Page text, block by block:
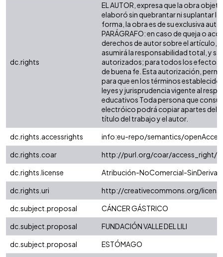
dc.rights
EL AUTOR, expresa que la obra
elaboró sin quebrantar ni suplantar
forma, la obra es de su exclusiva
PARÁGRAFO: en caso de queja o
derechos de autor sobre el artículo,
asumirá la responsabilidad total, y
autorizados; para todos los efectos,
de buena fe. Esta autorización,
para que en los términos
leyes y jurisprudencia vigente al
educativos Toda persona que
electróico podrá copiar apartes del
título del trabajo y el autor.
dc.rights.accessrights
info:eu-repo/semantics/
dc.rights.coar
http://purl.org/coar/access_right/
dc.rights.license
Atribución-NoComercial-
dc.rights.uri
http://creativecommons.org/
dc.subject.proposal
CÁNCER GÁSTRICO
dc.subject.proposal
FUNDACIÓN VALLE DEL LILI
dc.subject.proposal
ESTÓMAGO